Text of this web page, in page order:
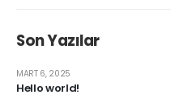
Son Yazılar
Hello world!
MART 6, 2025